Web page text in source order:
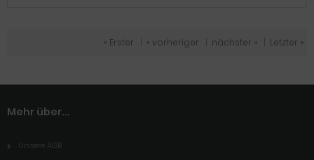
« Erster « vorheriger nächster » Letzter »
Mehr über...
Unsere AGB